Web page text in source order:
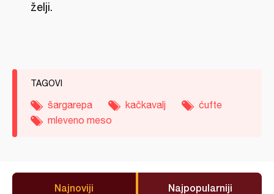
želji.
TAGOVI
šargarepa kačkavalj
ćufte
mleveno meso
Najnoviji Najpopularniji